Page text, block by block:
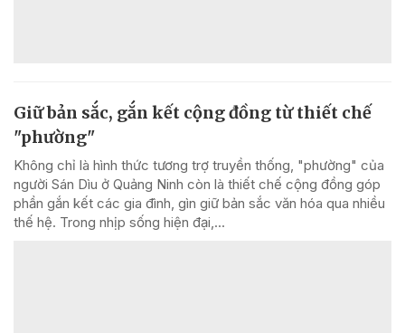
Giữ bản sắc, gắn kết cộng đồng từ thiết chế
"phường"
Không chỉ là hình thức tương trợ truyền thống, "phường" của
người Sán Dìu ở Quảng Ninh còn là thiết chế cộng đồng góp
phần gắn kết các gia đình, gìn giữ bản sắc văn hóa qua nhiều
thế hệ. Trong nhịp sống hiện đại,...